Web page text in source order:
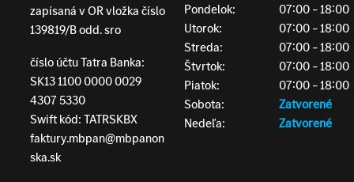
zapísaná v OR vložka číslo
139819/B odd. sro
číslo účtu Tatra Banka:
SK13 1100 0000 0029
4307 5330
Swift kód: TATRSKBX
faktury.mbpan@mbpanon
ska.sk
Pondelok:
07:00 – 18:00
Utorok:
07:00 – 18:00
Streda:
07:00 – 18:00
Štvrtok:
07:00 – 18:00
Piatok:
07:00 – 18:00
Sobota:
Zatvorené
Nedeľa:
Zatvorené